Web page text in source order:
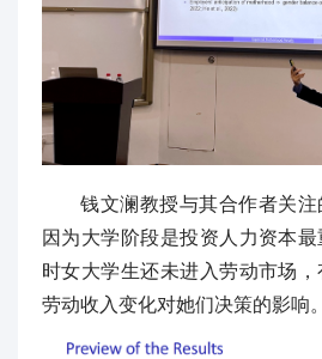
钱文澜教授与其合作者关注
因为大学阶段是投资人力资本
时女大学生还未进入劳动市场
劳动收入变化对她们决策的影响。